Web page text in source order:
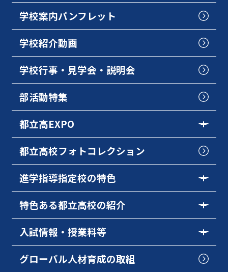
学校案内パンフレット
学校紹介動画
学校行事・見学会・説明会
部活動特集
都立高EXPO
都立高校フォトコレクション
進学指導指定校の特色
特色ある都立高校の紹介
入試情報・授業料等
グローバル人材育成の取組